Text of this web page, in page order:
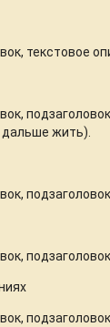
текстовое
дальше жить).